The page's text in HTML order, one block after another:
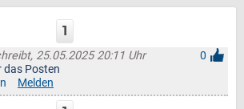
1
25.05.2025 20:11 Uhr
0
das Posten
Melden